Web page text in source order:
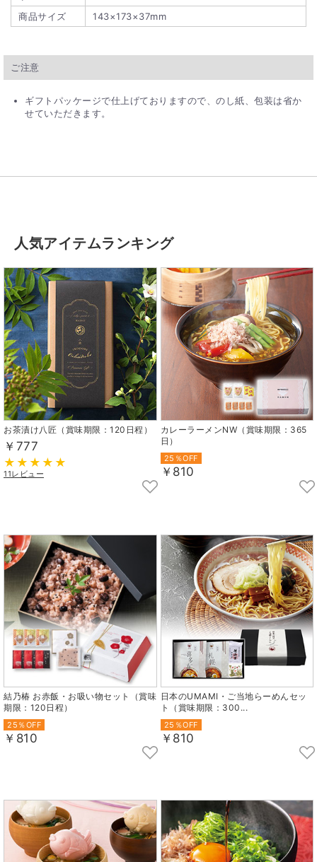
商品サイズ
143×173×37mm
ご注意
ギフトパッケージで仕上げておりますので、のし紙、包装は省か
せていただきます。
人気アイテムランキング
お茶漬け八匠（賞味期限：120日程）
￥777
11レビュー
カレーラーメンNW（賞味期限：365
日）
25％OFF
￥810
結乃椿 お赤飯・お吸い物セット（賞味
期限：120日程）
25％OFF
￥810
日本のUMAMI・ご当地らーめんセッ
ト（賞味期限：300...
25％OFF
￥810